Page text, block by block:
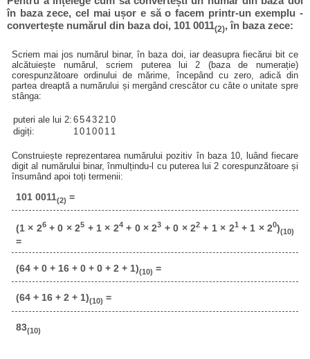
în baza zece, cel mai ușor e să o facem printr-un exemplu -
convertește numărul din baza doi, 101 0011(2), în baza zece:
Scriem mai jos numărul binar, în baza doi, iar deasupra fiecărui bit ce
alcătuiește numărul, scriem puterea lui 2 (baza de numerație)
corespunzătoare ordinului de mărime, începând cu zero, adică din
partea dreaptă a numărului și mergând crescător cu câte o unitate spre
stânga:
puteri ale lui 2: 65432 10
digiți:
10 100 1 1
Construiește reprezentarea numărului pozitiv în baza 10, luând fiecare
digit al numărului binar, înmulțindu-l cu puterea lui 2 corespunzătoare și
însumând apoi toți termenii:
101 0011(2) =
(1 × 26+ 0 × 25 + 1 × 24+ 0 × 23 + 0 × 22 + 1 × 21+ 1 × 20)(10)
=
(64 + 0 + 16 + 0 + 0 + 2 + 1)(10) =
(64 + 16 + 2 + 1)(10) =
83(10)